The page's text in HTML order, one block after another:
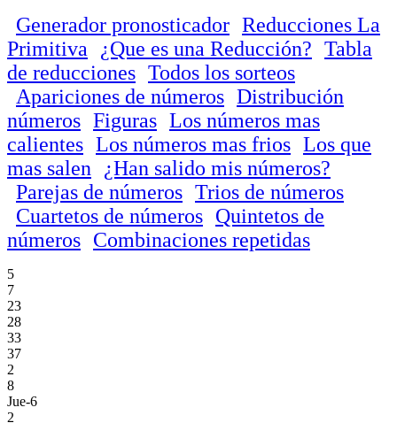
Generador pronosticador Reducciones La
Primitiva
¿Que es una Reducción? Tabla
de reducciones Todos los sorteos
Apariciones de números Distribución
números Figuras Los números mas
calientes Los números mas frios Los que
mas salen
¿Han salido mis números?
Parejas de números Trios de números
Cuartetos de números Quintetos de
números Combinaciones repetidas
5
7
23
28
33
37
2
8
Jue-6
2